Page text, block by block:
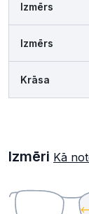
Izmērs
Izmērs
Krāsa
Izmēri Kā